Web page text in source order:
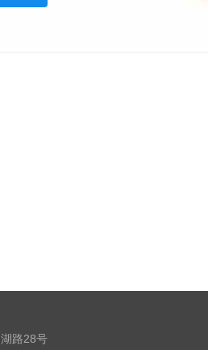
路28号